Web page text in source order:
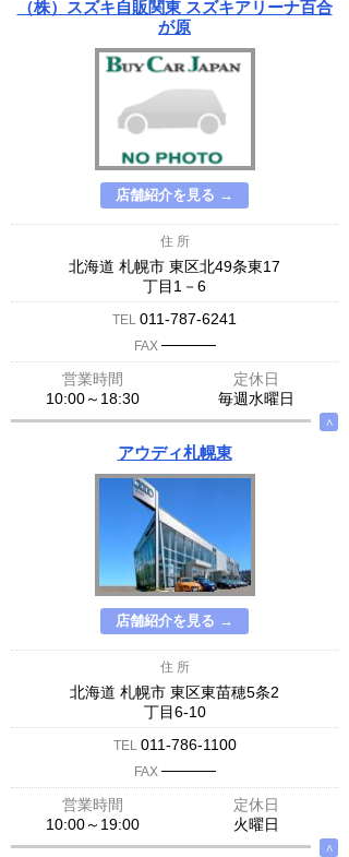
（株）スズキ自販関東 スズキアリーナ百合
が原
店舗紹介を見る →
住 所
北海道 札幌市 東区北49条東17
丁目1－6
TEL 011-787-6241
FAX ─────
営業時間
定休日
10:00～18:30
毎週水曜日
∧
アウディ札幌東
店舗紹介を見る →
住 所
北海道 札幌市 東区東苗穂5条2
丁目6-10
TEL 011-786-1100
FAX ─────
営業時間
定休日
10:00～19:00
火曜日
∧